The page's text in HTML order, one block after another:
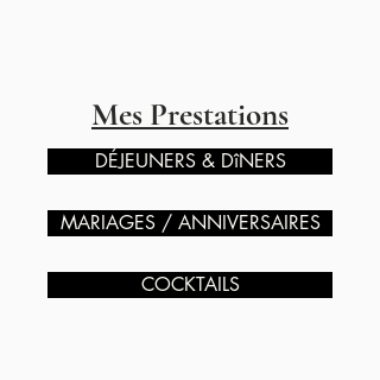
Mes Prestations
DÉJEUNERS & DîNERS
MARIAGES / ANNIVERSAIRES
COCKTAILS